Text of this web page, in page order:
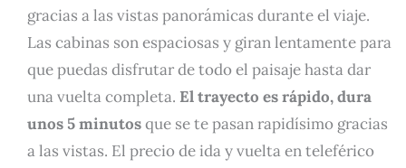
gracias a las vistas panorámicas durante el viaje.
Las cabinas son espaciosas y giran lentamente para
que puedas disfrutar de todo el paisaje hasta dar
una vuelta completa. El trayecto es rápido, dura
unos 5 minutosque se te pasan rapidísimo gracias
a las vistas. El precio de ida y vuelta en teleférico